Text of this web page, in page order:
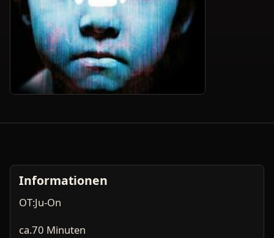
Informationen
OT:Ju-On
ca.70 Minuten